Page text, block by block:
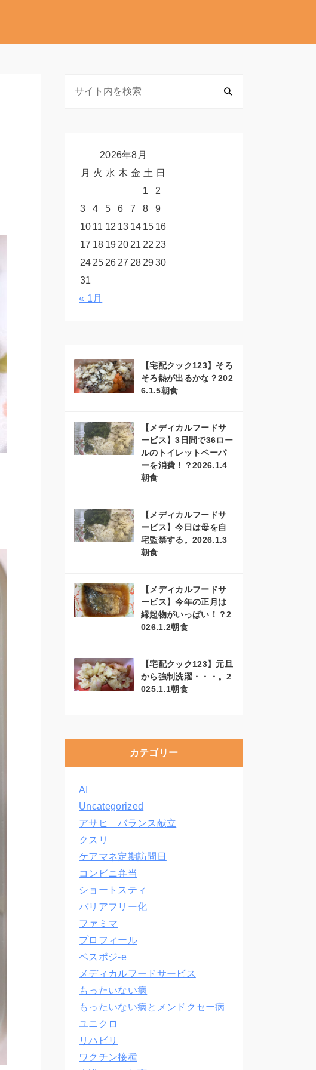
2026年8月
月 火 水 木 金 土 日
1
2
3
4 5 6 7 8
9
10 11 12 13 14 15 16
17 18 19 20 21 22 23
24 25 26 27 28 2930
31
« 1月
【宅配クック123】そろ
そろ熱が出るかな？202
6.1.5朝食
【メディカルフードサ
ービス】3日間で36ロー
ルのトイレットペーパ
ーを消費！？2026.1.4
朝食
【メディカルフードサ
ービス】今日は母を自
宅監禁する。2026.1.3
朝食
【メディカルフードサ
ービス】今年の正月は
縁起物がいっぱい！？2
026.1.2朝食
【宅配クック123】元旦
から強制洗濯・・・。2
025.1.1朝食
カテゴリー
AI
Uncategorized
アサヒ バランス献立
クスリ
ケアマネ定期訪問日
コンビニ弁当
ショートスティ
バリアフリー化
ファミマ
プロフィール
ベスポジ-e
メディカルフードサービス
もったいない病
もったいない病とメンドクセー病
ユニクロ
リハビリ
ワクチン接種